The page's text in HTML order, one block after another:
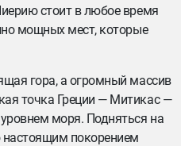
стоит в любое время
мощных мест, которые
гора, а огромный массив
точка Греции — Митикас —
моря. Подняться на
покорением